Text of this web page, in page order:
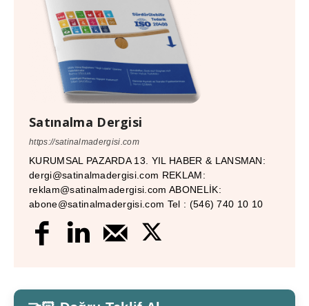
Satınalma Dergisi
https://satinalmadergisi.com
KURUMSAL PAZARDA 13. YIL HABER & LANSMAN:
dergi@satinalmadergisi.com REKLAM:
reklam@satinalmadergisi.com ABONELİK:
abone@satinalmadergisi.com Tel : (546) 740 10 10